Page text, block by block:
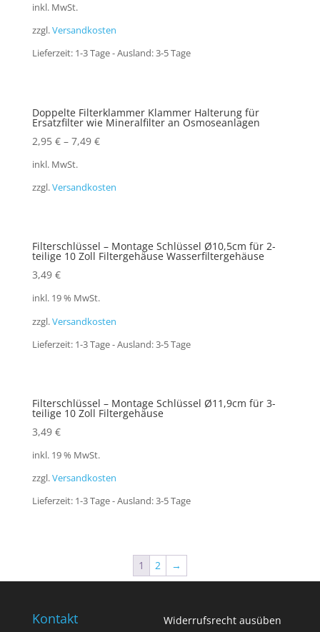
inkl. MwSt.
zzgl.Versandkosten
Lieferzeit: 1-3 Tage - Ausland: 3-5 Tage
Doppelte Filterklammer Klammer Halterung für
Ersatzfilter wie Mineralfilter an Osmoseanlagen
2,95 €– 7,49 €
inkl. MwSt.
zzgl.Versandkosten
Filterschlüssel – Montage Schlüssel Ø10,5cm für 2-
teilige 10 Zoll Filtergehäuse Wasserfiltergehäuse
3,49 €
inkl. 19 % MwSt.
zzgl.Versandkosten
Lieferzeit: 1-3 Tage - Ausland: 3-5 Tage
Filterschlüssel – Montage Schlüssel Ø11,9cm für 3-
teilige 10 Zoll Filtergehäuse
3,49 €
inkl. 19 % MwSt.
zzgl.Versandkosten
Lieferzeit: 1-3 Tage - Ausland: 3-5 Tage
1 2 →
Kontakt Widerrufsrecht ausüben